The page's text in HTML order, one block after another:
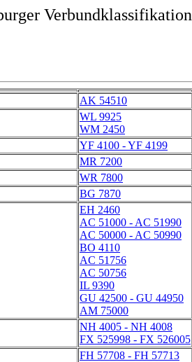
Verbundklassifikation
AK 54510
WL 9925
WM 2450
YF 4100 - YF 4199
MR 7200
WR 7800
BG 7870
EH 2460
AC 51000 - AC 51990
AC 50000 - AC 50990
BO 4110
AC 51756
AC 50756
IL 9390
GU 42500 - GU 44950
AM 75000
NH 4005 - NH 4008
FX 525998 - FX 526005
FH 57708 - FH 57713